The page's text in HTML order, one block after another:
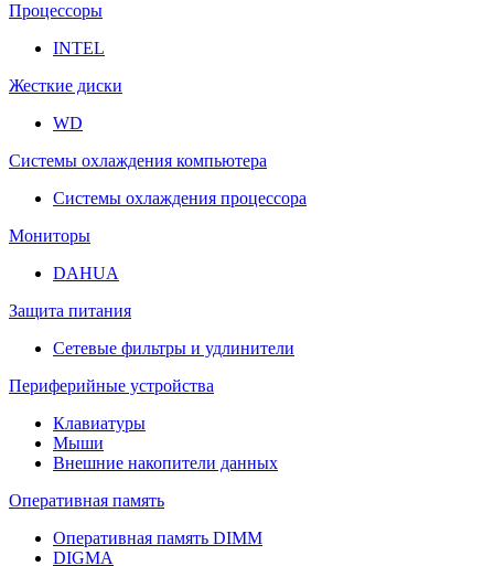
Процессоры
INTEL
Жесткие диски
WD
Системы охлаждения компьютера
Системы охлаждения процессора
Мониторы
DAHUA
Защита питания
Сетевые фильтры и удлинители
Периферийные устройства
Клавиатуры
Мыши
Внешние накопители данных
Оперативная память
Оперативная память DIMM
DIGMA